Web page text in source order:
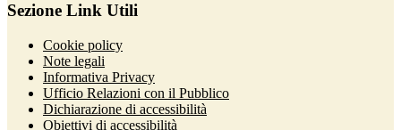
Sezione Link Utili
Cookie policy
Note legali
Informativa Privacy
Ufficio Relazioni con il Pubblico
Dichiarazione di accessibilità
Obiettivi di accessibilità